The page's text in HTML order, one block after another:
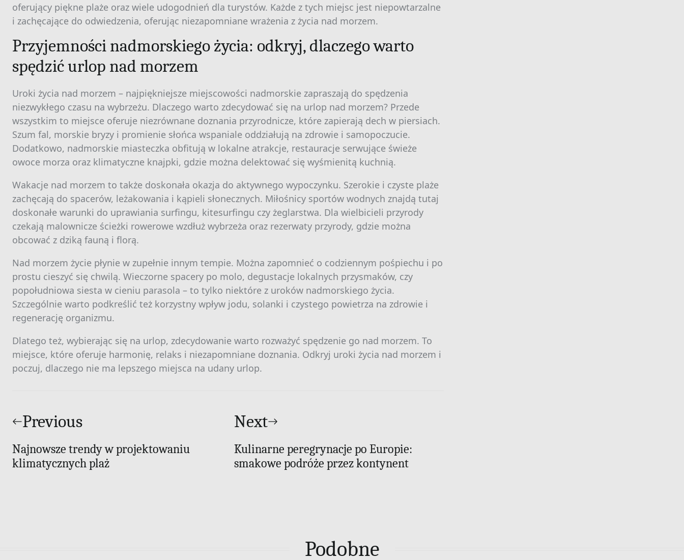
oferujący piękne plaże oraz wiele udogodnień dla turystów. Każde z tych miejsc jest niepowtarzalne
i zachęcające do odwiedzenia, oferując niezapomniane wrażenia z życia nad morzem.
Przyjemności nadmorskiego życia: odkryj, dlaczego warto
spędzić urlop nad morzem
Uroki życia nad morzem – najpiękniejsze miejscowości nadmorskie zapraszają do spędzenia
niezwykłego czasu na wybrzeżu. Dlaczego warto zdecydować się na urlop nad morzem? Przede
wszystkim to miejsce oferuje niezrównane doznania przyrodnicze, które zapierają dech w piersiach.
Szum fal, morskie bryzy i promienie słońca wspaniale oddziałują na zdrowie i samopoczucie.
Dodatkowo, nadmorskie miasteczka obfitują w lokalne atrakcje, restauracje serwujące świeże
owoce morza oraz klimatyczne knajpki, gdzie można delektować się wyśmienitą kuchnią.
Wakacje nad morzem to także doskonała okazja do aktywnego wypoczynku. Szerokie i czyste plaże
zachęcają do spacerów, leżakowania i kąpieli słonecznych. Miłośnicy sportów wodnych znajdą tutaj
doskonałe warunki do uprawiania surfingu, kitesurfingu czy żeglarstwa. Dla wielbicieli przyrody
czekają malownicze ścieżki rowerowe wzdłuż wybrzeża oraz rezerwaty przyrody, gdzie można
obcować z dziką fauną i florą.
Nad morzem życie płynie w zupełnie innym tempie. Można zapomnieć o codziennym pośpiechu i po
prostu cieszyć się chwilą. Wieczorne spacery po molo, degustacje lokalnych przysmaków, czy
popołudniowa siesta w cieniu parasola – to tylko niektóre z uroków nadmorskiego życia.
Szczególnie warto podkreślić też korzystny wpływ jodu, solanki i czystego powietrza na zdrowie i
regenerację organizmu.
Dlatego też, wybierając się na urlop, zdecydowanie warto rozważyć spędzenie go nad morzem. To
miejsce, które oferuje harmonię, relaks i niezapomniane doznania. Odkryj uroki życia nad morzem i
poczuj, dlaczego nie ma lepszego miejsca na udany urlop.
wpisu
Previous
Najnowsze trendy w projektowaniu
klimatycznych plaż
Next
Kulinarne peregrynacje po Europie:
smakowe podróże przez kontynent
Podobne